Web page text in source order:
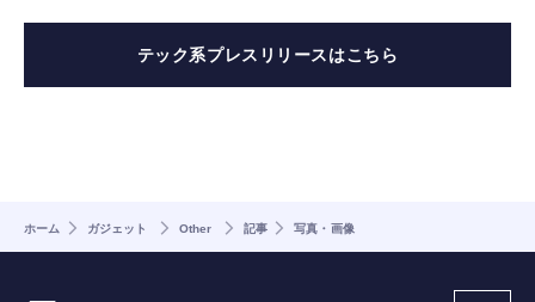
テック系プレスリリースはこちら
ホーム ガジェット Other 記事 写真・画像